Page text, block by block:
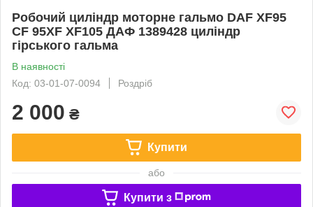
Робочий циліндр моторне гальмо DAF XF95
CF 95XF XF105 ДАФ 1389428 циліндр
гірського гальма
В наявності
Код: 03-01-07-0094
Роздріб
2 000 ₴
Купити
або
Купити з